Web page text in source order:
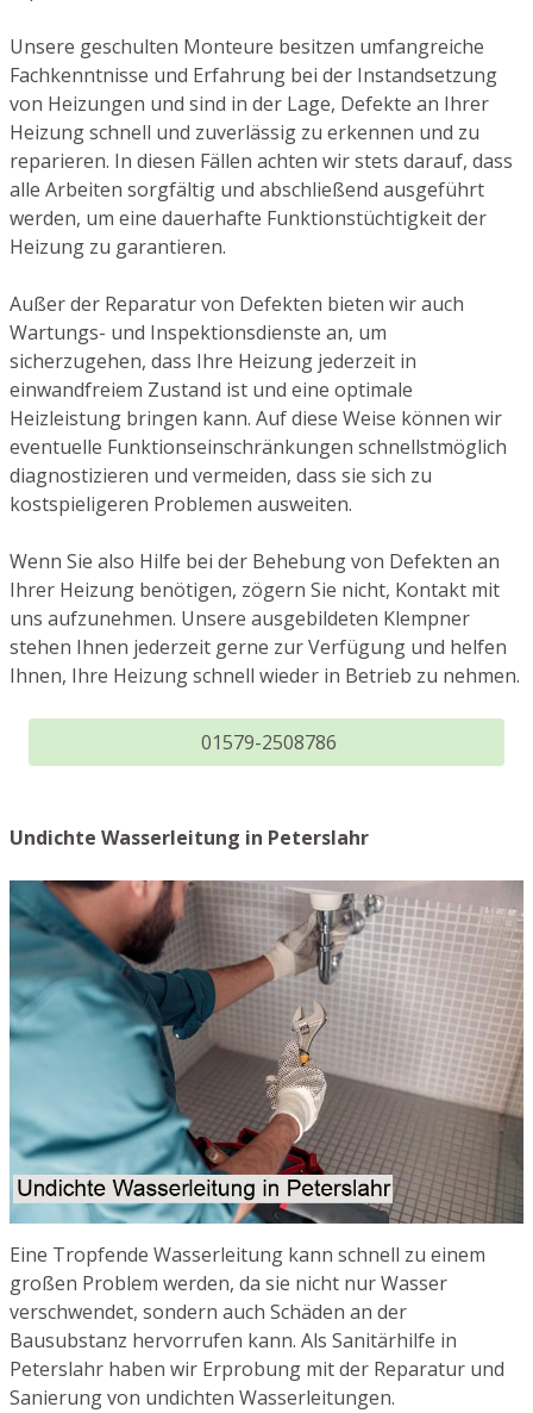
Unsere geschulten Monteure besitzen umfangreiche
Fachkenntnisse und Erfahrung bei der Instandsetzung
von Heizungen und sind in der Lage, Defekte an Ihrer
Heizung schnell und zuverlässig zu erkennen und zu
reparieren. In diesen Fällen achten wir stets darauf, dass
alle Arbeiten sorgfältig und abschließend ausgeführt
werden, um eine dauerhafte Funktionstüchtigkeit der
Heizung zu garantieren.
Außer der Reparatur von Defekten bieten wir auch
Wartungs- und Inspektionsdienste an, um
sicherzugehen, dass Ihre Heizung jederzeit in
einwandfreiem Zustand ist und eine optimale
Heizleistung bringen kann. Auf diese Weise können wir
eventuelle Funktionseinschränkungen schnellstmöglich
diagnostizieren und vermeiden, dass sie sich zu
kostspieligeren Problemen ausweiten.
Wenn Sie also Hilfe bei der Behebung von Defekten an
Ihrer Heizung benötigen, zögern Sie nicht, Kontakt mit
uns aufzunehmen. Unsere ausgebildeten Klempner
stehen Ihnen jederzeit gerne zur Verfügung und helfen
Ihnen, Ihre Heizung schnell wieder in Betrieb zu nehmen.
01579-2508786
Undichte Wasserleitung in Peterslahr
Eine Tropfende Wasserleitung kann schnell zu einem
großen Problem werden, da sie nicht nur Wasser
verschwendet, sondern auch Schäden an der
Bausubstanz hervorrufen kann. Als Sanitärhilfe in
Peterslahr haben wir Erprobung mit der Reparatur und
Sanierung von undichten Wasserleitungen.